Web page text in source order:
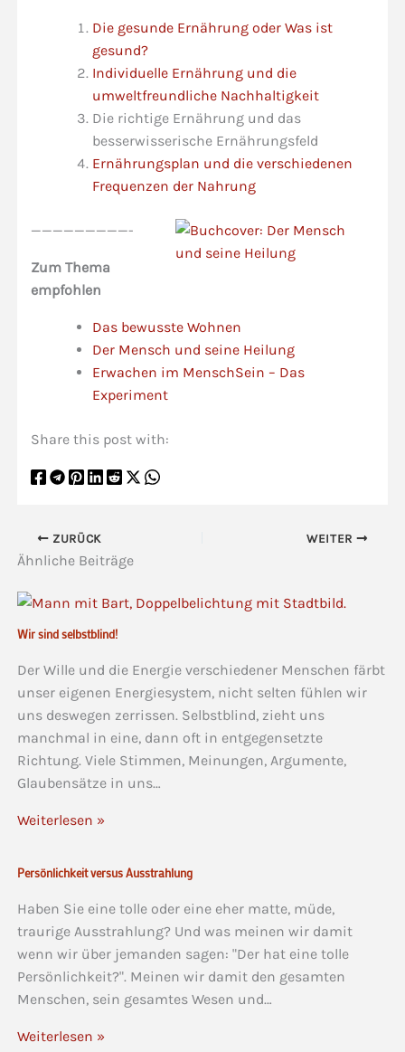
Die gesunde Ernährung oder Was ist
gesund?
Individuelle Ernährung und die
umweltfreundliche Nachhaltigkeit
Die richtige Ernährung und das
besserwisserische Ernährungsfeld
Ernährungsplan und die verschiedenen
Frequenzen der Nahrung
—————————-
Zum Thema
empfohlen
Das bewusste Wohnen
Der Mensch und seine Heilung
Erwachen im MenschSein – Das
Experiment
Share this post with:
ZURÜCK WEITER
Ähnliche Beiträge
Wir sind selbstblind!
Der Wille und die Energie verschiedener Menschen färbt
unser eigenen Energiesystem, nicht selten fühlen wir
uns deswegen zerrissen. Selbstblind, zieht uns
manchmal in eine, dann oft in entgegensetzte
Richtung. Viele Stimmen, Meinungen, Argumente,
Glaubensätze in uns…
Weiterlesen »
Persönlichkeit versus Ausstrahlung
Haben Sie eine tolle oder eine eher matte, müde,
traurige Ausstrahlung? Und was meinen wir damit
wenn wir über jemanden sagen: "Der hat eine tolle
Persönlichkeit?". Meinen wir damit den gesamten
Menschen, sein gesamtes Wesen und…
Weiterlesen »